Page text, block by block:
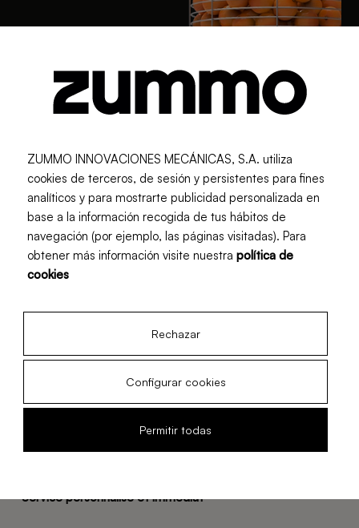
Esthétique et conception
intemporelles
Service personnalisé et immédiat
ZUMMO INNOVACIONES MECÁNICAS, S.A. utiliza
cookies de terceros, de sesión y persistentes para fines
analíticos y para mostrarte publicidad personalizada en
base a la información recogida de tus hábitos de
navegación (por ejemplo, las páginas visitadas). Para
obtener más información visite nuestra política de
cookies
Rechazar
Configurar cookies
Permitir todas